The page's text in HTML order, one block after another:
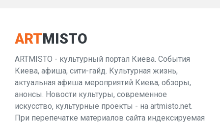
ARTMISTO
ARTMISTO - культурный портал Киева. События
Киева, афиша, сити-гайд. Культурная жизнь,
актуальная афиша мероприятий Киева, обзоры,
анонсы. Новости культуры, современное
искусство, культурные проекты - на artmisto.net.
При перепечатке материалов сайта индексируемая